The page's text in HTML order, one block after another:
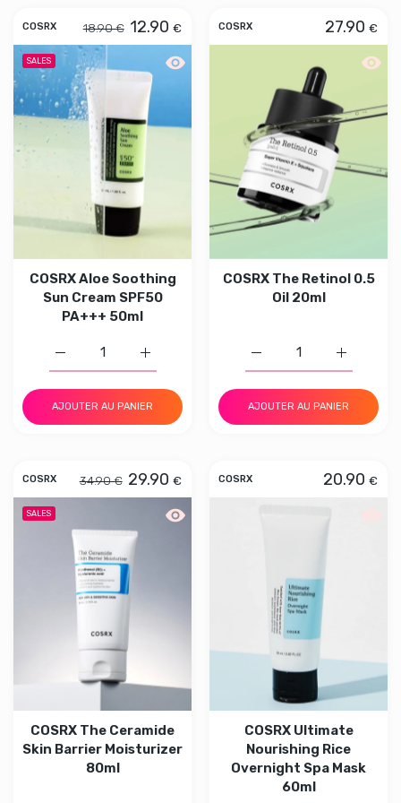
COSRX 12.90 €
18.90 €
SALES Aperçu rapide COSRX Aloe Soothing
COSRX Aloe Soothing
Sun Cream SPF50
PA+++ 50ml
Augmenter la quantité de COSRX Aloe
Augmenter la quantité de COSRX Aloe Soothing Sun
AJOUTER AU PANIER
COSRX 27.90 €
COSRX The Retinol 0.5
Oil 20ml
AJOUTER AU PANIER
COSRX 29.90 €
34.90 €
SALES Aperçu rapide COSRX The Ceramide
COSRX The Ceramide
Skin Barrier Moisturizer
80ml
COSRX 20.90 €
COSRX Ultimate
Nourishing Rice
Overnight Spa Mask
60ml